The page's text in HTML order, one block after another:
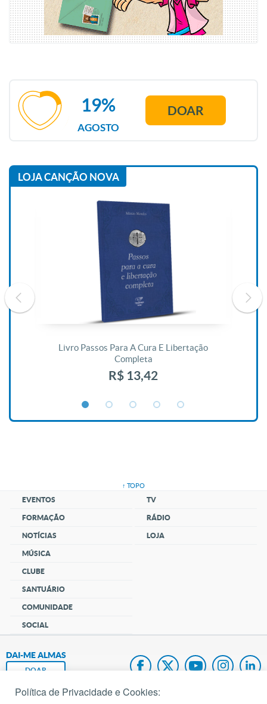
AGOSTO
19% DOAR
LOJA CANÇÃO NOVA
Livro Passos Para A Cura E Libertação
Completa
R$ 13,42
↑ TOPO
EVENTOS
FORMAÇÃO
NOTÍCIAS
MÚSICA
CLUBE
SANTUÁRIO
COMUNIDADE
SOCIAL
TV
RÁDIO
LOJA
DAI-ME ALMAS
DOAR
Fundação João Paulo II
Política de Privacidade e Cookies: